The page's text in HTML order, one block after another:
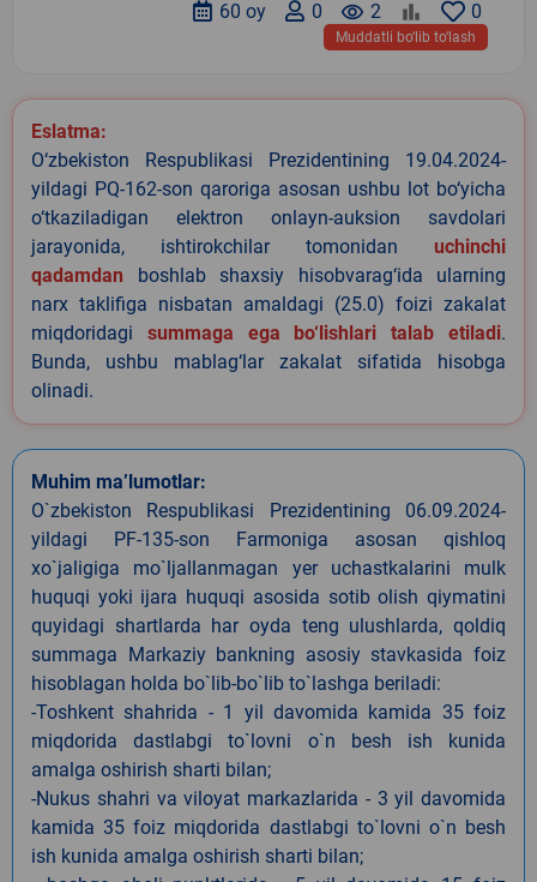
0
remove_red_eye 2
0
60 oy
Muddatli bo‘lib to‘lash
Eslatma:
O‘zbekiston Respublikasi Prezidentining 19.04.2024-
yildagi PQ-162-son qaroriga asosan ushbu lot bo‘yicha
o‘tkaziladigan elektron onlayn-auksion savdolari
jarayonida, ishtirokchilar tomonidan uchinchi
qadamdan boshlab shaxsiy hisobvarag‘ida ularning
narx taklifiga nisbatan amaldagi (25.0) foizi zakalat
miqdoridagi summaga ega bo‘lishlari talab etiladi.
Bunda, ushbu mablag‘lar zakalat sifatida hisobga
olinadi.
Muhim ma’lumotlar:
O`zbekiston Respublikasi Prezidentining 06.09.2024-
yildagi PF-135-son Farmoniga asosan qishloq
xo`jaligiga mo`ljallanmagan yer uchastkalarini mulk
huquqi yoki ijara huquqi asosida sotib olish qiymatini
quyidagi shartlarda har oyda teng ulushlarda, qoldiq
summaga Markaziy bankning asosiy stavkasida foiz
hisoblagan holda bo`lib-bo`lib to`lashga beriladi:
-Toshkent shahrida - 1 yil davomida kamida 35 foiz
miqdorida dastlabgi to`lovni o`n besh ish kunida
amalga oshirish sharti bilan;
-Nukus shahri va viloyat markazlarida - 3 yil davomida
kamida 35 foiz miqdorida dastlabgi to`lovni o`n besh
ish kunida amalga oshirish sharti bilan;